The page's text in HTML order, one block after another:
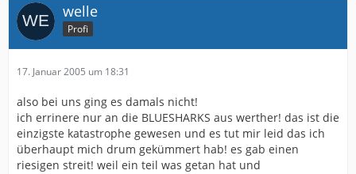
welle
Profi
17. Januar 2005 um 18:31
also bei uns ging es damals nicht!
ich errinere nur an die BLUESHARKS aus werther! das ist die
einzigste katastrophe gewesen und es tut mir leid das ich
überhaupt mich drum gekümmert hab! es gab einen
riesigen streit! weil ein teil was getan hat und